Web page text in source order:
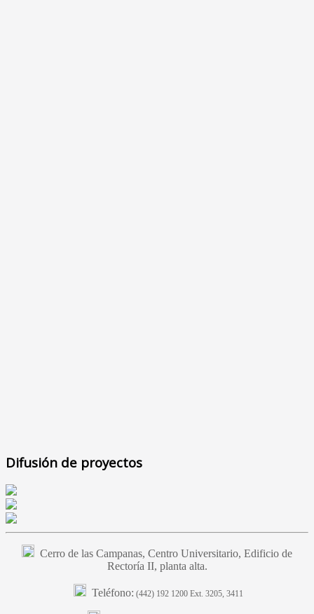
Difusión de proyectos
Cerro de las Campanas, Centro Universitario, Edificio de
Rectoría II, planta alta.
Teléfono: (442) 192 1200 Ext. 3205, 3411